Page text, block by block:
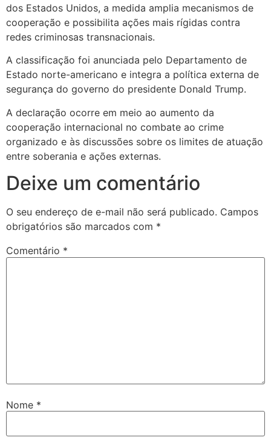
dos Estados Unidos, a medida amplia mecanismos de
cooperação e possibilita ações mais rígidas contra
redes criminosas transnacionais.
A classificação foi anunciada pelo Departamento de
Estado norte-americano e integra a política externa de
segurança do governo do presidente Donald Trump.
A declaração ocorre em meio ao aumento da
cooperação internacional no combate ao crime
organizado e às discussões sobre os limites de atuação
entre soberania e ações externas.
Deixe um comentário
O seu endereço de e-mail não será publicado. Campos
obrigatórios são marcados com *
Comentário *
Nome *